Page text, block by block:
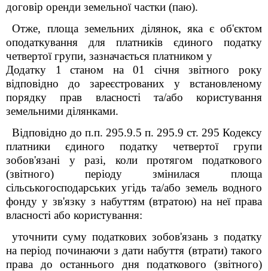
договір оренди земельної частки (паю).
Отже, площа земельних ділянок, яка є об'єктом
оподаткування для платників єдиного податку
четвертої групи, зазначається платником у
Додатку 1
станом на 01 січня звітного року
відповідно до зареєстрованих у встановленому
порядку прав власності та/або користування
земельними ділянками.
Відповідно до п.п. 295.9.5 п. 295.9 ст. 295 Кодексу
платники єдиного податку четвертої групи
зобов'язані у разі, коли протягом податкового
(звітного) періоду змінилася площа
сільськогосподарських угідь та/або земель водного
фонду у зв'язку з набуттям (втратою) на неї права
власності або користування:
уточнити суму податкових зобов'язань з податку
на період починаючи з дати набуття (втрати) такого
права до останнього дня податкового (звітного)